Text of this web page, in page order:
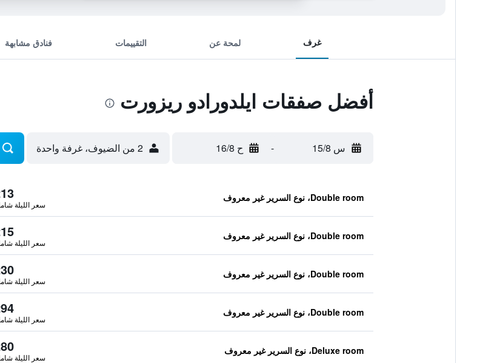
غرف لمحة عن التقييمات فنادق مشابهة
أفضل صفقات ايلدورادو ريزورت
س 15/8 - ح 16/8 2 من الضيوف، غرفة واحدة
Double room، نوع السرير غير معروف
سعر الليلة
Double room، نوع السرير غير معروف
سعر الليلة
Double room، نوع السرير غير معروف
سعر الليلة
Double room، نوع السرير غير معروف
سعر الليلة
Deluxe room، نوع السرير غير معروف
سعر الليلة